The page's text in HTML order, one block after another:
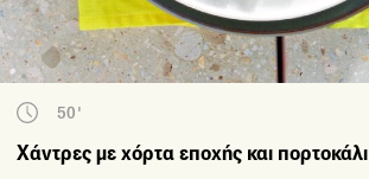
50'
Χάντρες με χόρτα εποχής και πορτοκάλι